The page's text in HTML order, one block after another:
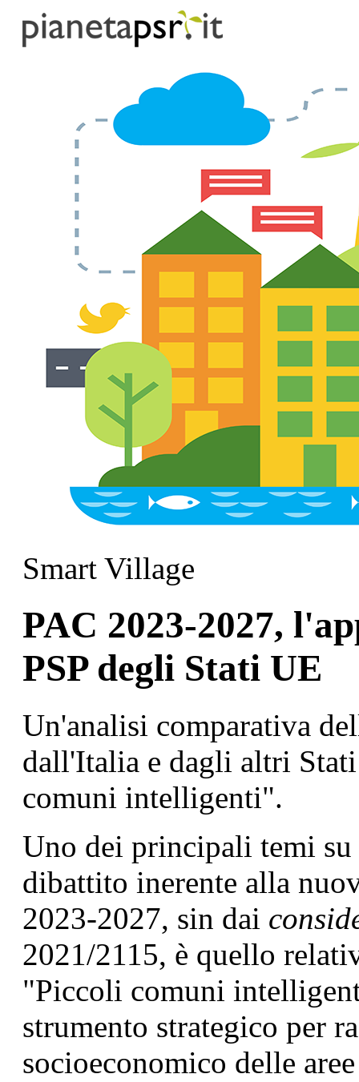
Smart Village
PAC 2023-2027,
PSP degli Stati UE
Un'analisi comparativa
dall'Italia e dagli altri
comuni intelligenti".
Uno dei principali temi
dibattito inerente alla
2023-2027, sin dai
2021/2115, è quello
"Piccoli comuni
strumento strategico per
socioeconomico delle